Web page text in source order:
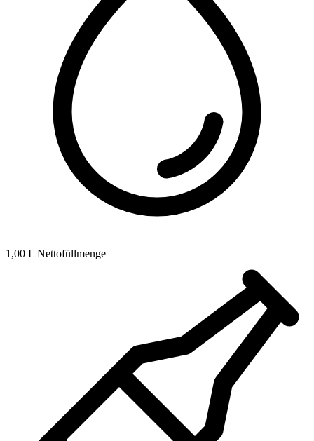
1,00 L Nettofüllmenge